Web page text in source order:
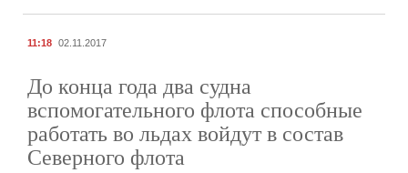
11:18 02.11.2017
До конца года два судна
вспомогательного флота способные
работать во льдах войдут в состав
Северного флота